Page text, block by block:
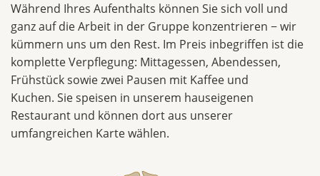
Während Ihres Aufenthalts können Sie sich voll und
ganz auf die Arbeit in der Gruppe konzentrieren − wir
kümmern uns um den Rest. Im Preis inbegriffen ist die
komplette Verpflegung: Mittagessen, Abendessen,
Frühstück sowie zwei Pausen mit Kaffee und
Kuchen. Sie speisen in unserem hauseigenen
Restaurant und können dort aus unserer
umfangreichen Karte wählen.